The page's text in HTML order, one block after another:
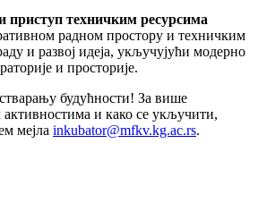
приступ техничким ресурсима
радном простору и техничким
и развој идеја, укључујући модерно
и просторије.
будућности! За више
и како се укључити,
мејла inkubator@mfkv.kg.ac.rs.